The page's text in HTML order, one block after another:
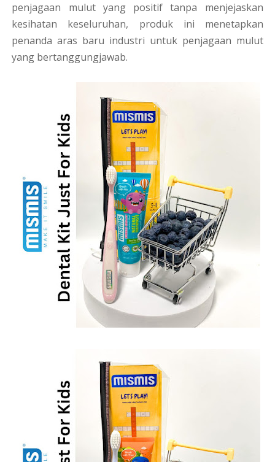
penjagaan mulut yang positif tanpa menjejaskan
kesihatan keseluruhan, produk ini menetapkan
penanda aras baru industri untuk penjagaan mulut
yang bertanggungjawab.